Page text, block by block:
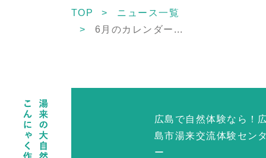
TOP
ニュース一覧
6月のカレンダー...
広島で自然体験なら！
島市湯来交流体験セン
ー